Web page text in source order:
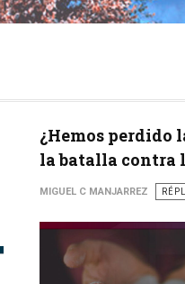
¿Hemos perdido
la batalla contra
MIGUEL C MANJARREZ